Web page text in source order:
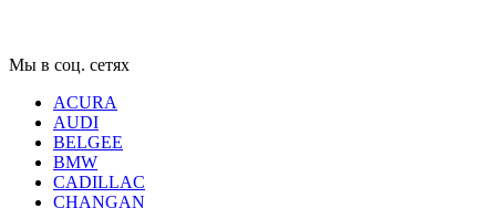
Мы в соц. сетях
ACURA
AUDI
BELGEE
BMW
CADILLAC
CHANGAN